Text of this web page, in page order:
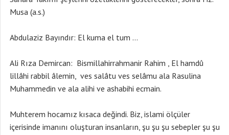
Musa (a.s.)
Abdulaziz Bayındır: El kuma el tum …
Ali Rıza Demircan: Bismillahirrahmanir Rahim , El hamdû
lillâhi rabbil âlemin, ves salâtu ves selâmu ala Rasulina
Muhammedin ve ala alihi ve ashabihi ecmain.
Muhterem hocamız kısaca değindi. Biz, islami ölçüler
içerisinde imanını oluşturan insanların, şu şu şu sebepler şu şu